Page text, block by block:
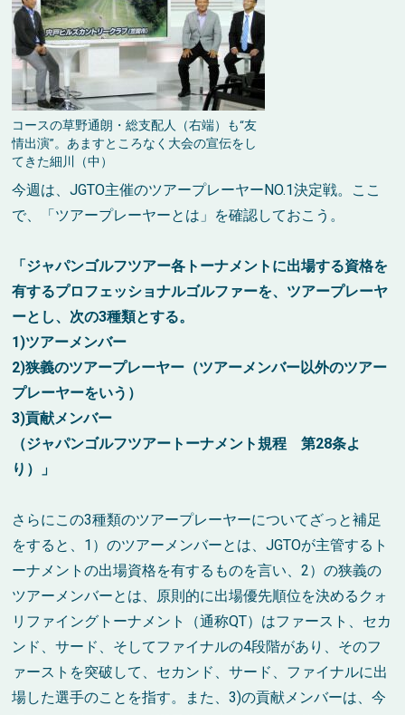
コースの草野通朗・総支配人（右端）も“友
情出演”。あますところなく大会の宣伝をし
てきた細川（中）
今週は、JGTO主催のツアープレーヤーNO.1決定戦。ここ
で、「ツアープレーヤーとは」を確認しておこう。
「ジャパンゴルフツアー各トーナメントに出場する資格を
有するプロフェッショナルゴルファーを、ツアープレーヤ
ーとし、次の3種類とする。
1)ツアーメンバー
2)狭義のツアープレーヤー（ツアーメンバー以外のツアー
プレーヤーをいう）
3)貢献メンバー
（ジャパンゴルフツアートーナメント規程 第28条よ
り）」
さらにこの3種類のツアープレーヤーについてざっと補足
をすると、1）のツアーメンバーとは、JGTOが主管するト
ーナメントの出場資格を有するものを言い、2）の狭義の
ツアーメンバーとは、原則的に出場優先順位を決めるクォ
リファイングトーナメント（通称QT）はファースト、セカ
ンド、サード、そしてファイナルの4段階があり、そのフ
ァーストを突破して、セカンド、サード、ファイナルに出
場した選手のことを指す。また、3)の貢献メンバーは、今